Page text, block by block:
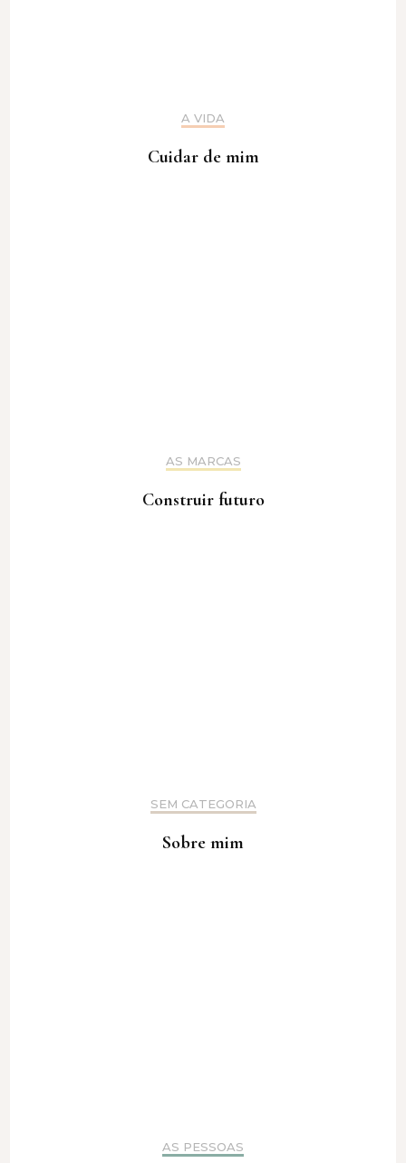
A VIDA
Cuidar de mim
AS MARCAS
Construir futuro
SEM CATEGORIA
Sobre mim
AS PESSOAS